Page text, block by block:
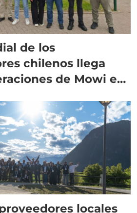
de los
chilenos llega
de Mowi en
locales